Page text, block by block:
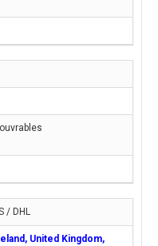
/ DHL
United Kingdom,